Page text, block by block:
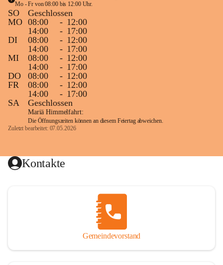
Mo - Fr von 08:00 bis 12:00 Uhr.
SO
Geschlossen
MO 08:00 - 12:00
14:00
- 17:00
DI
08:00 - 12:00
14:00
- 17:00
MI
08:00 - 12:00
14:00
- 17:00
DO
08:00 - 12:00
FR
08:00 - 12:00
14:00
- 17:00
SA
Geschlossen
Mariä Himmelfahrt:
Die Öffnungszeiten können an diesem Feiertag abweichen.
Zuletzt bearbeitet: 07.05.2026
Kontakte
Gemeindevorstand